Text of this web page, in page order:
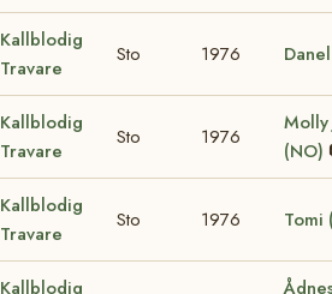
Kallblodig
Travare
Sto 1976
Kallblodig
Travare
Sto 1976
Molly
(NO)
Kallblodig
Travare
Sto 1976 Tomi
Kallblodig